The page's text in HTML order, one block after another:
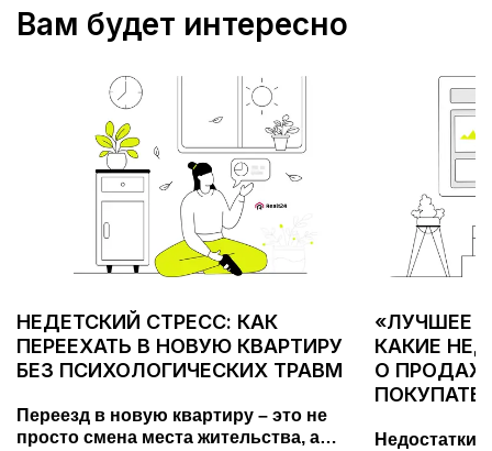
Вам будет интересно
НЕДЕТСКИЙ СТРЕСС: КАК
ПЕРЕЕХАТЬ В НОВУЮ КВАРТИРУ
БЕЗ ПСИХОЛОГИЧЕСКИХ ТРАВМ
Переезд в новую квартиру – это не
просто смена места жительства, а
«ЛУЧШЕЕ
КАКИЕ
О
Недостатки